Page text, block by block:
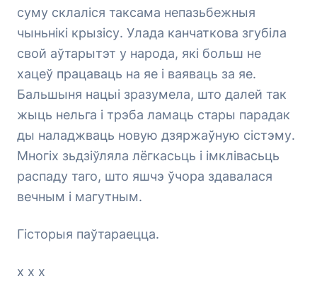
суму склаліся таксама непазьбежныя
чыньнікі крызісу. Улада канчаткова згубіла
свой аўтарытэт у народа, які больш не
хацеў працаваць на яе і ваяваць за яе.
Бальшыня нацыі зразумела, што далей так
жыць нельга і трэба ламаць стары парадак
ды наладжваць новую дзяржаўную сістэму.
Многіх зьдзіўляла лёгкасьць і імклівасьць
распаду таго, што яшчэ ўчора здавалася
вечным і магутным.
Гісторыя паўтараецца.
х х х